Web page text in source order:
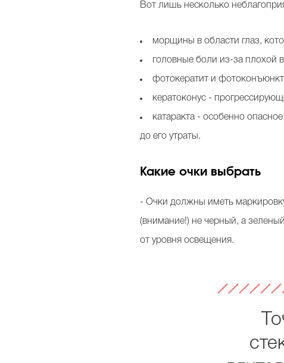
Вот лишь несколько
морщины в области глаз,
головные боли из-за плохой
фотокератит и
кератоконус -
катаракта - особенно
до его утраты.
Какие очки выбрать
- Очки должны иметь
(внимание!) не черный, а
от уровня освещения.